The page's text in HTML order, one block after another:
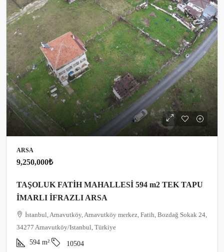
ARSA
9,250,000₺
TAŞOLUK FATİH MAHALLESİ 594 m2 TEK TAPU
İMARLI İFRAZLI ARSA
İstanbul, Arnavutköy, Arnavutköy merkez, Fatih, Bozdağ Sokak 24,
34277 Arnavutköy/Istanbul, Türkiye
594 m² 10504